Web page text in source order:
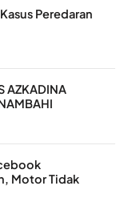
Peredaran
AZKADINA
Motor Tidak